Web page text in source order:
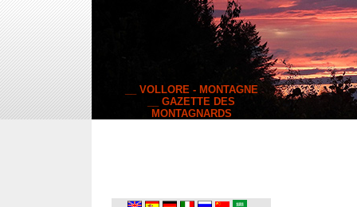
__ VOLLORE - MONTAGNE
__ GAZETTE DES
MONTAGNARDS